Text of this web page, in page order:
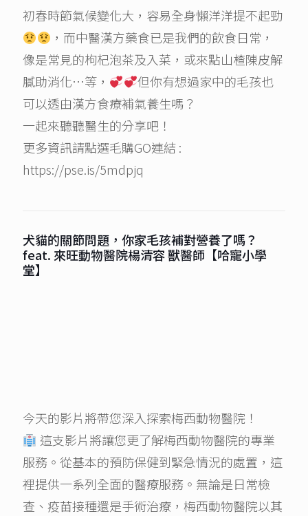
初春時節氣候變化大，容易全身懶洋洋提不起勁
，而中醫漢方藥食已是我們的飲食日常，
像是常見的枸杞泡茶及入菜，或來點山楂陳皮解
膩助消化…等，
但你有想過家中的毛孩也
可以透由漢方食療補氣養生嗎？
一起來聽聽醫生的分享吧！
更多資訊請點選毛購GO連結 :
https://pse.is/5mdpjq
犬貓的關節問題，你家毛孩補對營養了嗎？
feat. 來旺動物醫院楊清容 獸醫師【哈寵小學
堂】
今天的影片將帶您深入探索梅西動物醫院！
這支影片將讓您更了解梅西動物醫院的專業
服務。從基本的預防保健到緊急情況的處置，這
裡提供一系列全面的醫療服務。無論是日常檢
查、疫苗接種還是手術治療，梅西動物醫院以其